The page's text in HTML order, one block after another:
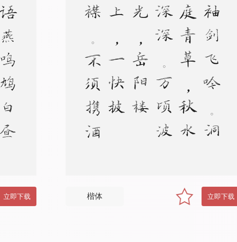
语
燕
鸣
鸠
白
昼
长
，
黄
蜂
紫
蝶
草
花
香
。
苍
江
依
旧
绕
斜
阳
。
泛
水
浮
萍
随
处
满
，
舞
风
轻
絮
霎
时
狂
。
清
和
院
宇
麦
秋
凉
立即下载
袖
剑
飞
吟
。
洞
庭
青
草
，
秋
水
深
深
。
万
顷
波
光
，
岳
阳
楼
上
，
一
快
披
襟
。
不
须
携
酒
登
临
。
问
有
酒
、
何
人
共
斟
？
变
尽
人
间
，
君
山
一
点
，
自
古
如
今
楷体 立即下载